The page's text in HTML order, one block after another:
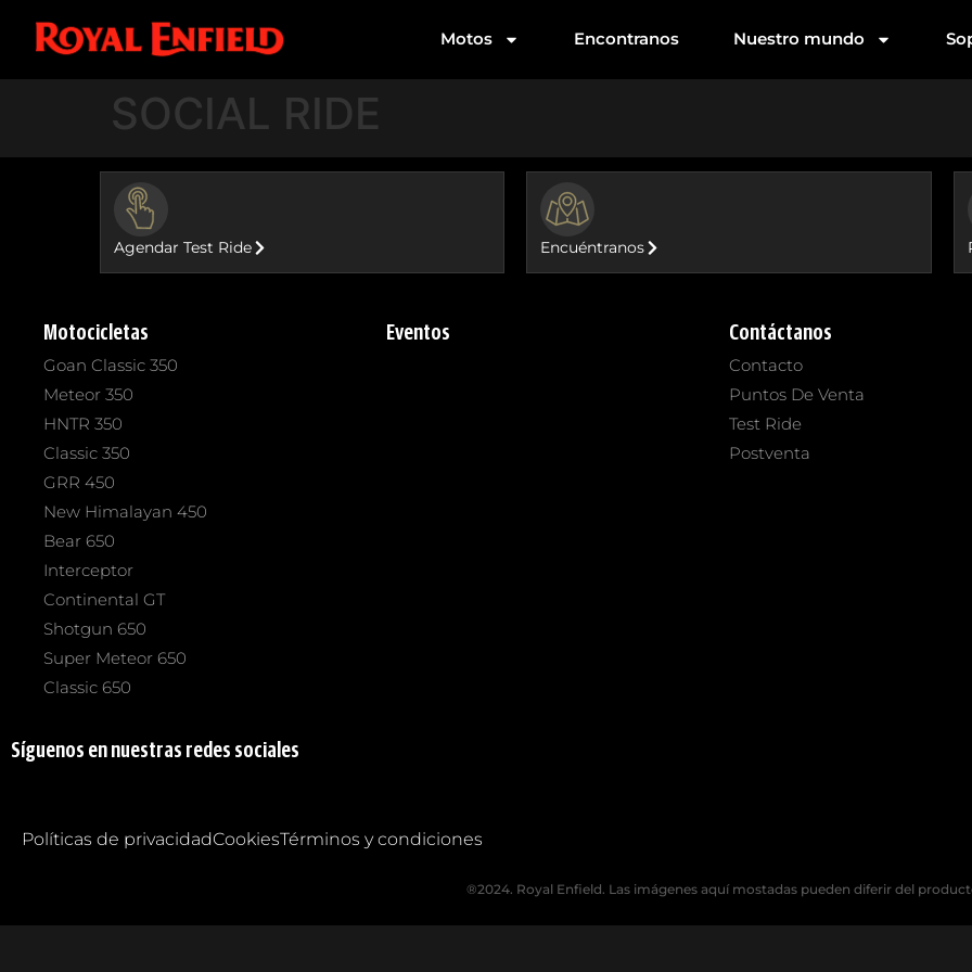
Motos Encontranos Nuestro mundo
SOCIAL RIDE
Agendar Test Ride Encuéntranos
Motocicletas
Goan Classic 350
Meteor 350
HNTR 350
Classic 350
GRR 450
New Himalayan 450
Bear 650
Interceptor
Continental GT
Shotgun 650
Super Meteor 650
Classic 650
Eventos Contáctanos
Contacto
Puntos De Venta
Test Ride
Postventa
Síguenos en nuestras redes sociales
Políticas de privacidadCookiesTérminos y condiciones
®2024. Royal Enfield. Las imágenes aquí mostadas pueden diferir del